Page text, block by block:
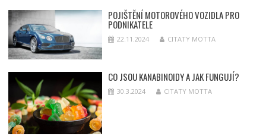
POJIŠTĚNÍ MOTOROVÉHO VOZIDLA PRO
PODNIKATELE
22.11.2024 CITATY MOTTA
CO JSOU KANABINOIDY A JAK FUNGUJÍ?
30.3.2024 CITATY MOTTA